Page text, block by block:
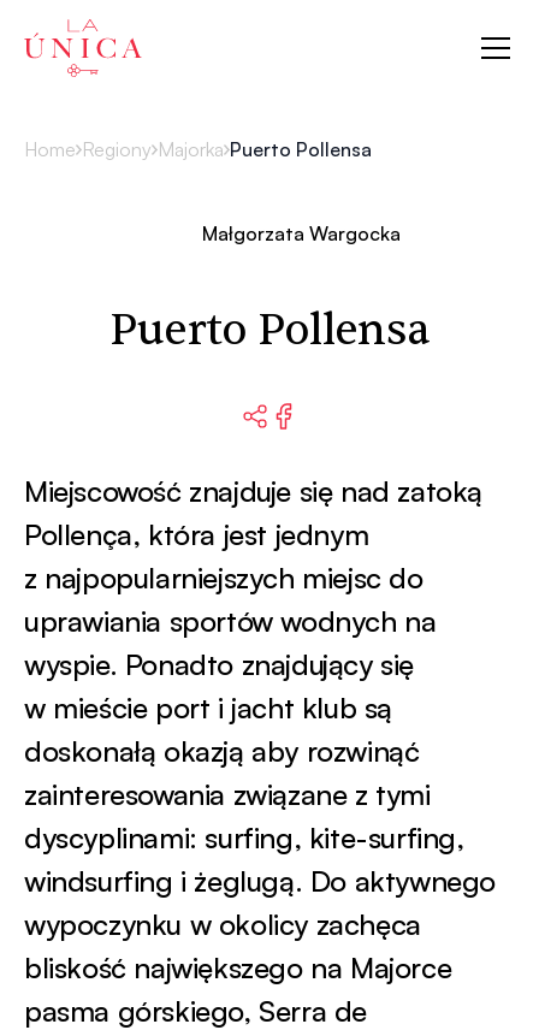
La Única
Home Regiony Majorka Puerto Pollensa
Małgorzata Wargocka
Puerto Pollensa
Miejscowość znajduje się nad zatoką
Pollença, która jest jednym
z najpopularniejszych miejsc do
uprawiania sportów wodnych na
wyspie. Ponadto znajdujący się
w mieście port i jacht klub są
doskonałą okazją aby rozwinąć
zainteresowania związane z tymi
dyscyplinami: surfing, kite-surfing,
windsurfing i żeglugą. Do aktywnego
wypoczynku w okolicy zachęca
bliskość największego na Majorce
pasma górskiego, Serra de